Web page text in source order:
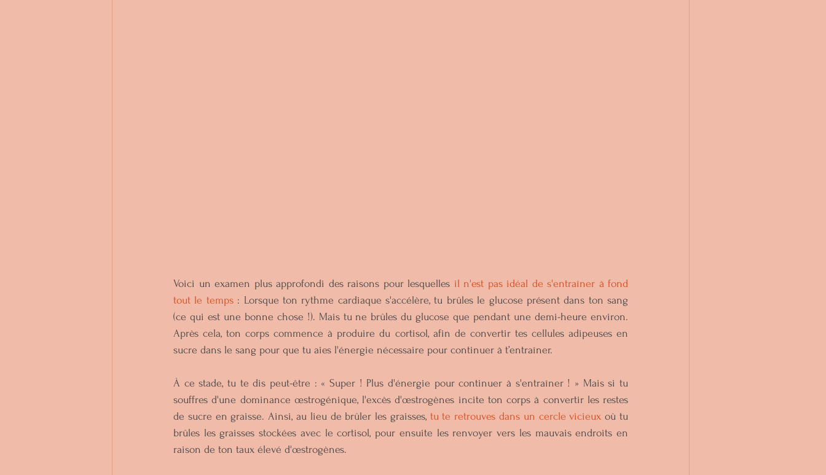
Voici un examen plus approfondi des raisons pour lesquelles il n'est pas idéal de s'entraîner à fond
tout le temps : Lorsque ton rythme cardiaque s'accélère, tu brûles le glucose présent dans ton sang
(ce qui est une bonne chose !). Mais tu ne brûles du glucose que pendant une demi-heure environ.
Après cela, ton corps commence à produire du cortisol, afin de convertir tes cellules adipeuses en
sucre dans le sang pour que tu aies l'énergie nécessaire pour continuer à t’entraîner.
À ce stade, tu te dis peut-être : « Super ! Plus d'énergie pour continuer à s'entraîner ! » Mais si tu
souffres d'une dominance œstrogénique, l'excès d'œstrogènes incite ton corps à convertir les restes
de sucre en graisse. Ainsi, au lieu de brûler les graisses, tu te retrouves dans un cercle vicieux où tu
brûles les graisses stockées avec le cortisol, pour ensuite les renvoyer vers les mauvais endroits en
raison de ton taux élevé d'œstrogènes.